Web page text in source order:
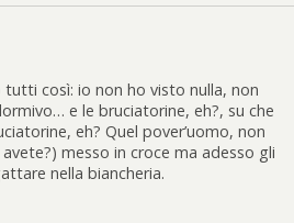
tutti così: io non ho visto nulla, non
e le bruciatorine, eh?, su che
eh? Quel pover’uomo, non
avete?) messo in croce ma adesso gli
nella biancheria.